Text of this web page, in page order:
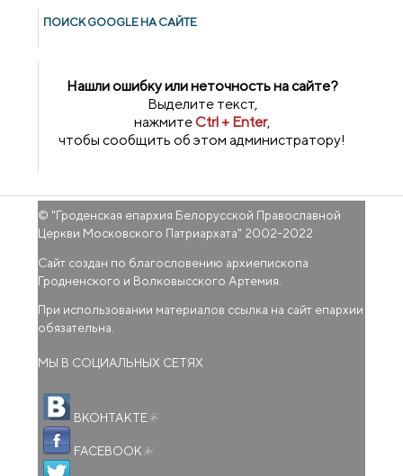
ПОИСК GOОGLE НА САЙТЕ
Нашли ошибку или неточность на сайте?
Выделите текст,
нажмитеCtrl + Enter,
чтобы сообщить об этом администратору!
© "Гроденская епархия Белорусской Православной
Церкви Московского Патриархата" 2002-2022
Сайт создан по благословению архиепископа
Гродненского и Волковысского Артемия.
При использовании материалов ссылка на сайт епархии
обязательна.
МЫ В СОЦИАЛЬНЫХ СЕТЯХ
ВКОНТАКТЕ
FACEBOOK